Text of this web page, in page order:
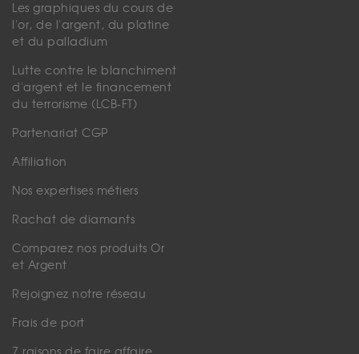
Les graphiques du cours de
l'or, de l'argent, du platine
et du palladium
Lutte contre le blanchiment
d'argent et le financement
du terrorisme (LCB-FT)
Partenariat CGP
Affiliation
Nos expertises métiers
Rachat de diamants
Comparez nos produits Or
et Argent
Rejoignez notre réseau
Frais de port